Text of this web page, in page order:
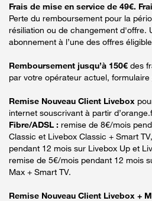
Frais de mise en service de 49€.
Perte du remboursement pour la
résiliation ou de changement d'offre.
abonnement à l’une des offres
Remboursement jusqu’à 150€ des
par votre opérateur actuel, formulaire
Remise Nouveau Client Livebox
internet souscrivant à partir
Fibre/ADSL : remise de 8€/mois
Classic et Livebox Classic + Smart
pendant 12 mois sur Livebox Up et
remise de 5€/mois pendant 12 mois
Max + Smart TV.
Remise Nouveau Client Livebox +